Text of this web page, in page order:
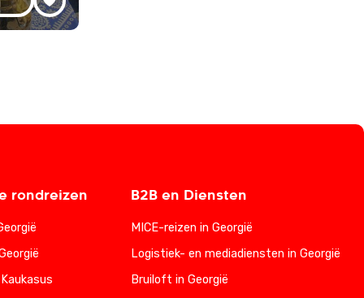
rondreizen B2B en Diensten
MICE-reizen in Georgië
Logistiek- en mediadiensten in Georgië
Bruiloft in Georgië